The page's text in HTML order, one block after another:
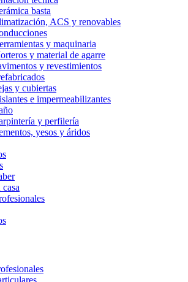
basta
ACS y renovables
y maquinaria
y material de agarre
y revestimientos
y cubiertas
e impermeabilizantes
y perfilería
yesos y áridos